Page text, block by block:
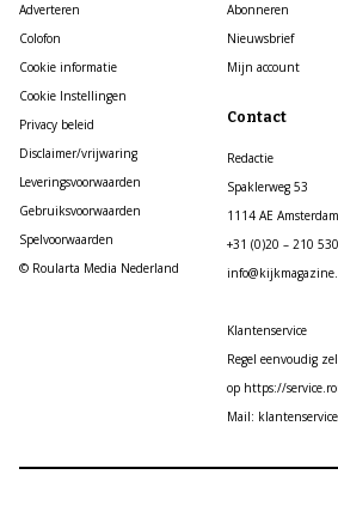
Adverteren
Colofon
Cookie informatie
Cookie Instellingen
Privacy beleid
Disclaimer/vrijwaring
Leveringsvoorwaarden
Gebruiksvoorwaarden
Spelvoorwaarden
© Roularta Media Nederland
Abonneren
Nieuwsbrief
Mijn account
Contact
Redactie
Spaklerweg 53
1114 AE Amsterdam
+31 (0)20 – 210
Klantenservice
Regel eenvoudig
op https://
Mail: